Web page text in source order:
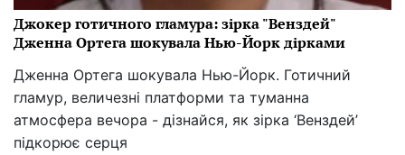
Джокер готичного гламура: зірка "Венздей"
Дженна Ортега шокувала Нью-Йорк дірками
Дженна Ортега шокувала Нью-Йорк. Готичний
гламур, величезні платформи та туманна
атмосфера вечора - дізнайся, як зірка ‘Венздей’
підкорює серця